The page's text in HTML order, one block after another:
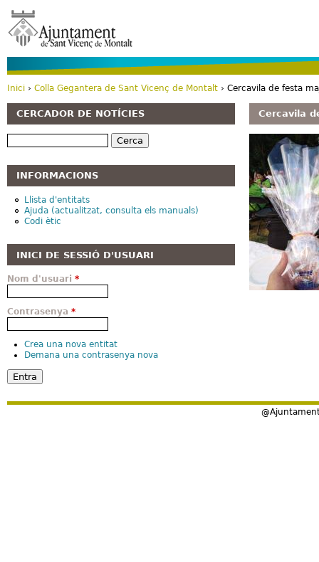
Cercavila
Esteu aquí
Inici › Colla Gegantera de Sant Vicenç de Montalt › Cercavila de festa
CERCADOR DE NOTÍCIES
Cerca
INFORMACIONS
Llista d'entitats
Ajuda (actualitzat, consulta els manuals)
Codi ètic
INICI DE SESSIÓ D'USUARI
Nom d'usuari *
Contrasenya *
Crea una nova entitat
Demana una contrasenya nova